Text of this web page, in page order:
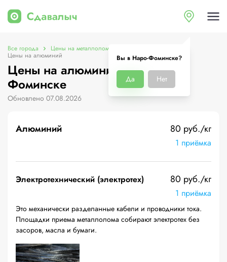
Вы в Наро-Фоминске?
Да Нет
Все города Цены на металлолом в Наро-Фоминске
Цены на алюминий
Цены на алюминий в Наро-
Фоминске
Обновлено 07.08.2026
Алюминий 80 руб./кг
1 приёмка
Электротехнический (электротех) 80 руб./кг
1 приёмка
Это механически разделанные кабели и проводники тока.
Площадки приема металлолома собирают электротех без
засоров, масла и бумаги.